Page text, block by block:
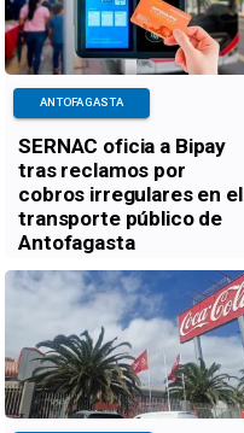
SERNAC oficia a Bipay
tras reclamos por
cobros irregulares en el
transporte público de
Antofagasta
ANTOFAGASTA